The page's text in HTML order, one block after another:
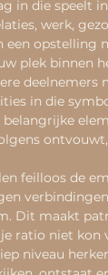
in die speelt
werk,
een opstelling
plek binnen
deelnemers
in die
feilloos de
Dit maakt
ratio niet kon
niveau